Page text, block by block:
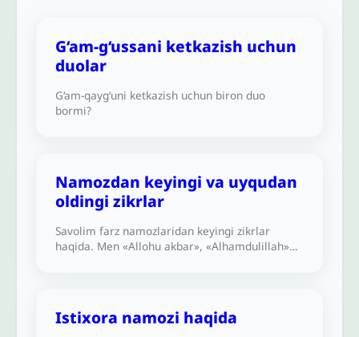
G‘am-g‘ussani ketkazish uchun
duolar
G‘am-qayg‘uni ketkazish uchun biron duo
bormi?
Namozdan keyingi va uyqudan
oldingi zikrlar
Savolim farz namozlaridan keyingi zikrlar
haqida. Men «Allohu akbar», «Alhamdulillah»
aytildi. Bu ikki so‘zning qaysi biri to‘g‘riroq?
Istixora namozi haqida